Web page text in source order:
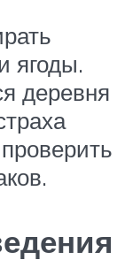
ягоды.
деревня